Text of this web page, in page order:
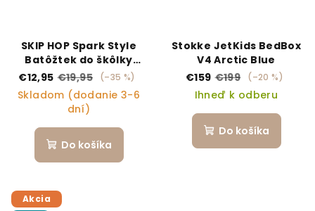
SKIP HOP Spark Style
Batôžtek do škôlky
Raketa 3+
€12,95 €19,95 (–35 %)
Skladom (dodanie 3-6
dní)
Do košíka
Stokke JetKids BedBox
V4 Arctic Blue
€159 €199 (–20 %)
Ihneď k odberu
Do košíka
Akcia